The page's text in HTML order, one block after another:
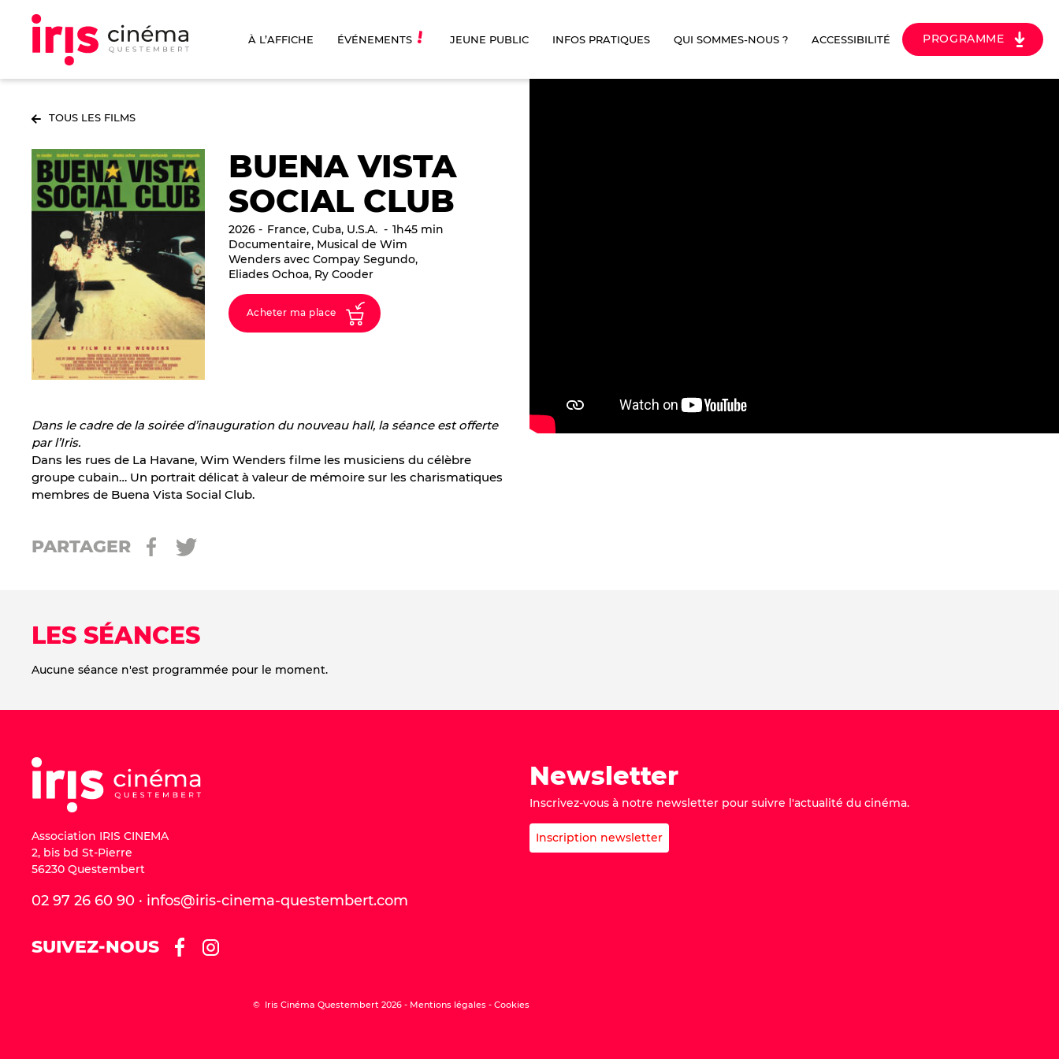
À L’AFFICHE ÉVÉNEMENTS JEUNE PUBLIC INFOS PRATIQUES QUI SOMMES-NOUS ? ACCESSIBILITÉ PROGRAMME
TOUS LES FILMS
BUENA VISTA
SOCIAL CLUB
2026 France, Cuba, U.S.A.
1h45 min
Documentaire, Musical de Wim
Wenders avec Compay Segundo,
Eliades Ochoa, Ry Cooder
Acheter ma place
Dans le cadre de la soirée d’inauguration du nouveau hall, la séance est offerte
par l’Iris.
Dans les rues de La Havane, Wim Wenders filme les musiciens du célèbre
groupe cubain… Un portrait délicat à valeur de mémoire sur les charismatiques
membres de Buena Vista Social Club.
PARTAGER
LES SÉANCES
Aucune séance n'est programmée pour le moment.
Association IRIS CINEMA
2, bis bd St-Pierre
56230 Questembert
02 97 26 60 90 · infos@iris-cinema-questembert.com
SUIVEZ-NOUS
Newsletter
Inscrivez-vous à notre newsletter pour suivre l'actualité du cinéma.
Inscription newsletter
© Iris Cinéma Questembert 2026 - Mentions légales Cookies